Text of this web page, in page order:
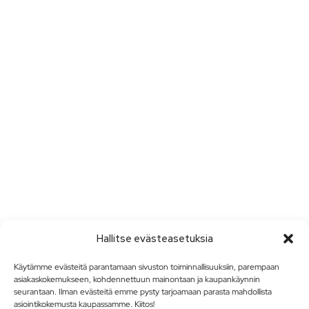
Hallitse evästeasetuksia
Käytämme evästeitä parantamaan sivuston toiminnallisuuksiin, parempaan
asiakaskokemukseen, kohdennettuun mainontaan ja kaupankäynnin
seurantaan. Ilman evästeitä emme pysty tarjoamaan parasta mahdollista
asiointikokemusta kaupassamme. Kiitos!